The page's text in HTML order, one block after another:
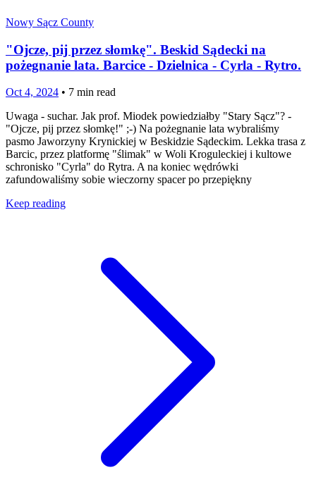
Nowy Sącz County
"Ojcze, pij przez słomkę". Beskid Sądecki na
pożegnanie lata. Barcice - Dzielnica - Cyrla - Rytro.
Oct 4, 2024 • 7 min read
Uwaga - suchar. Jak prof. Miodek powiedziałby "Stary Sącz"? -
"Ojcze, pij przez słomkę!" ;-) Na pożegnanie lata wybraliśmy
pasmo Jaworzyny Krynickiej w Beskidzie Sądeckim. Lekka trasa z
Barcic, przez platformę "ślimak" w Woli Kroguleckiej i kultowe
schronisko "Cyrla" do Rytra. A na koniec wędrówki
zafundowaliśmy sobie wieczorny spacer po przepiękny
Keep reading